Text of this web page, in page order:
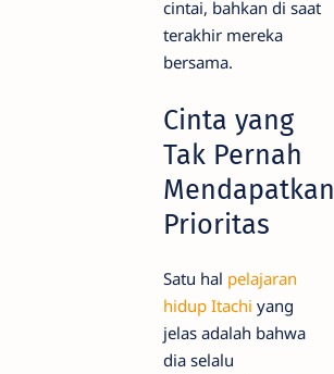
cintai, bahkan di saat
terakhir mereka
bersama.
Cinta yang
Tak Pernah
Mendapatkan
Prioritas
Satu hal pelajaran
hidup Itachi yang
jelas adalah bahwa
dia selalu